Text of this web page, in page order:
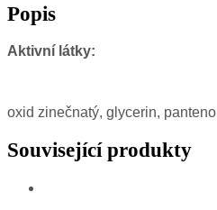
Popis
Aktivní látky:
oxid zinečnatý, glycerin, pantenol
Související produkty